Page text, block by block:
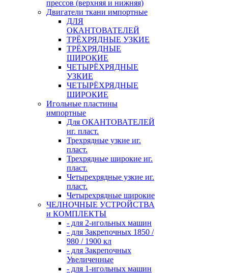
прессов (верхняя и нижняя)
Двигатели ткани импортные
ДЛЯ
ОКАНТОВАТЕЛЕЙ
ТРЁХРЯДНЫЕ УЗКИЕ
ТРЁХРЯДНЫЕ
ШИРОКИЕ
ЧЕТЫРЁХРЯДНЫЕ
УЗКИЕ
ЧЕТЫРЁХРЯДНЫЕ
ШИРОКИЕ
Игольные пластины
импортные
Для ОКАНТОВАТЕЛЕЙ
иг. пласт.
Трехрядные узкие иг.
пласт.
Трехрядные широкие иг.
пласт.
Четырехрядные узкие иг.
пласт.
Четырехрядные широкие
ЧЕЛНОЧНЫЕ УСТРОЙСТВА
и КОМПЛЕКТЫ
- для 2-игольных машин
- для Закрепочных 1850 /
980 / 1900 кл
- для Закрепочных
Увеличенные
- для 1-игольных машин